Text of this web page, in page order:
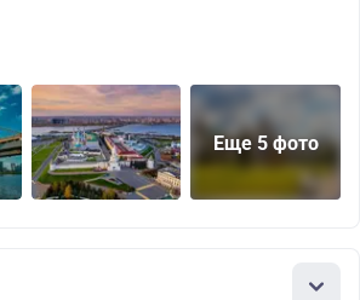
Еще 5 фото